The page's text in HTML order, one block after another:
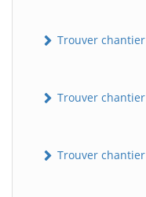
Trouver
Trouver
Trouver